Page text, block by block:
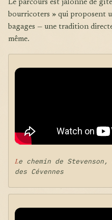
Le parcours est jalonné de gîtes d'étape chaleureux et de «
bourricoters » qui proposent
bagages — une tradition
même.
Le chemin de Stevenson, une randonnée au sommet
des Cévennes